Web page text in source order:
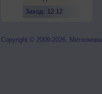
Заход: 12:12
Copyright © 2009-2026, Метеонова